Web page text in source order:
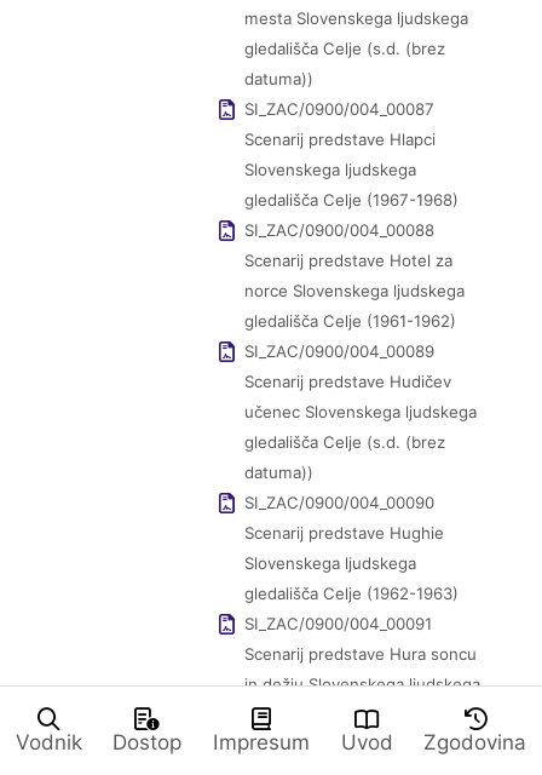
Vodnik Dostop Impresum Uvod Zgodovina
mesta Slovenskega ljudskega
gledališča Celje (s.d. (brez
datuma))
SI_ZAC/0900/004_00087
Scenarij predstave Hlapci
Slovenskega ljudskega
gledališča Celje (1967-1968)
SI_ZAC/0900/004_00088
Scenarij predstave Hotel za
norce Slovenskega ljudskega
gledališča Celje (1961-1962)
SI_ZAC/0900/004_00089
Scenarij predstave Hudičev
učenec Slovenskega ljudskega
gledališča Celje (s.d. (brez
datuma))
SI_ZAC/0900/004_00090
Scenarij predstave Hughie
Slovenskega ljudskega
gledališča Celje (1962-1963)
SI_ZAC/0900/004_00091
Scenarij predstave Hura soncu
in dežju Slovenskega ljudskega
gledališča Celje (1963-1964)
SI_ZAC/0900/004_00092